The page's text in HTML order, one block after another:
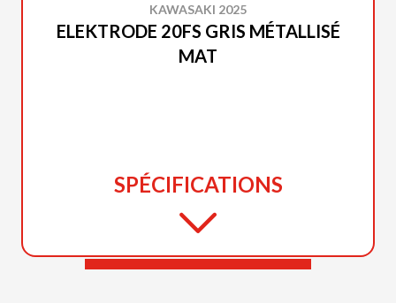
KAWASAKI 2025
ELEKTRODE 20FS GRIS MÉTALLISÉ
MAT
SPÉCIFICATIONS